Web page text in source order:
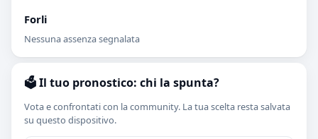
Forli
Nessuna assenza segnalata
🗳️ Il tuo pronostico: chi la spunta?
Vota e confrontati con la community. La tua scelta resta salvata
su questo dispositivo.